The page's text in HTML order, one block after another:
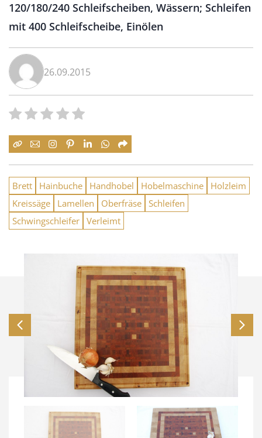
120/180/240 Schleifscheiben, Wässern; Schleifen
mit 400 Schleifscheibe, Einölen
26.09.2015
Brett Hainbuche Handhobel Hobelmaschine
Holzleim
Kreissäge
Lamellen Oberfräse Schleifen
Schwingschleifer Verleimt